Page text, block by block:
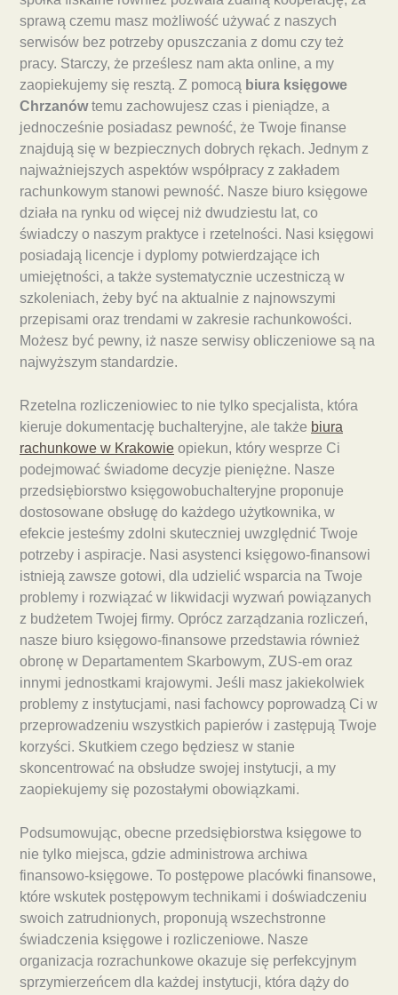
sprawą czemu masz możliwość używać z naszych
serwisów bez potrzeby opuszczania z domu czy też
pracy. Starczy, że prześlesz nam akta online, a my
zaopiekujemy się resztą. Z pomocą biura księgowe
Chrzanówtemu zachowujesz czas i pieniądze, a
jednocześnie posiadasz pewność, że Twoje finanse
znajdują się w bezpiecznych dobrych rękach. Jednym z
najważniejszych aspektów współpracy z zakładem
rachunkowym stanowi pewność. Nasze biuro księgowe
działa na rynku od więcej niż dwudziestu lat, co
świadczy o naszym praktyce i rzetelności. Nasi księgowi
posiadają licencje i dyplomy potwierdzające ich
umiejętności, a także systematycznie uczestniczą w
szkoleniach, żeby być na aktualnie z najnowszymi
przepisami oraz trendami w zakresie rachunkowości.
Możesz być pewny, iż nasze serwisy obliczeniowe są na
najwyższym standardzie.
Rzetelna rozliczeniowiec to nie tylko specjalista, która
kieruje dokumentację buchalteryjne, ale także biura
rachunkowe w Krakowie opiekun, który wesprze Ci
podejmować świadome decyzje pieniężne. Nasze
przedsiębiorstwo księgowobuchalteryjne proponuje
dostosowane obsługę do każdego użytkownika, w
efekcie jesteśmy zdolni skuteczniej uwzględnić Twoje
potrzeby i aspiracje. Nasi asystenci księgowo-finansowi
istnieją zawsze gotowi, dla udzielić wsparcia na Twoje
problemy i rozwiązać w likwidacji wyzwań powiązanych
z budżetem Twojej firmy. Oprócz zarządzania rozliczeń,
nasze biuro księgowo-finansowe przedstawia również
obronę w Departamentem Skarbowym, ZUS-em oraz
innymi jednostkami krajowymi. Jeśli masz jakiekolwiek
problemy z instytucjami, nasi fachowcy poprowadzą Ci w
przeprowadzeniu wszystkich papierów i zastępują Twoje
korzyści. Skutkiem czego będziesz w stanie
skoncentrować na obsłudze swojej instytucji, a my
zaopiekujemy się pozostałymi obowiązkami.
Podsumowując, obecne przedsiębiorstwa księgowe to
nie tylko miejsca, gdzie administrowa archiwa
finansowo-księgowe. To postępowe placówki finansowe,
które wskutek postępowym technikami i doświadczeniu
swoich zatrudnionych, proponują wszechstronne
świadczenia księgowe i rozliczeniowe. Nasze
organizacja rozrachunkowe okazuje się perfekcyjnym
sprzymierzeńcem dla każdej instytucji, która dąży do